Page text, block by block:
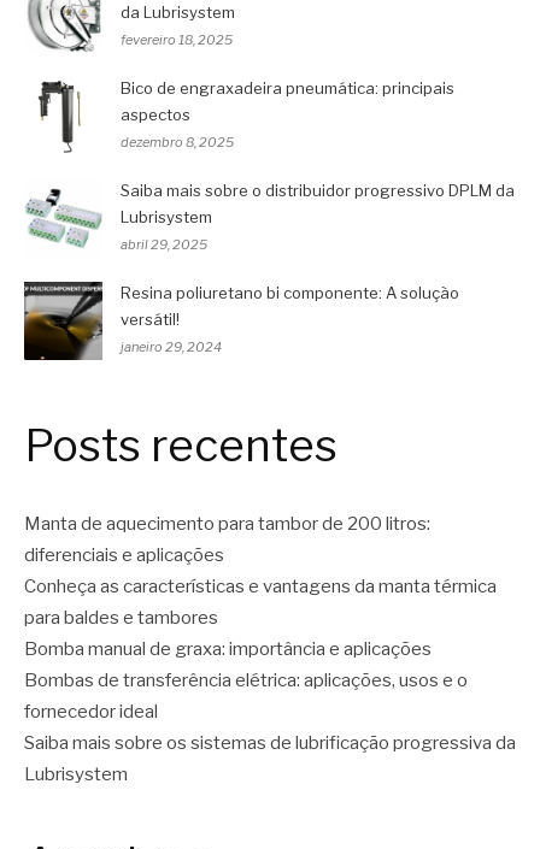
da Lubrisystem
fevereiro 18, 2025
Bico de engraxadeira pneumática: principais
aspectos
dezembro 8, 2025
Saiba mais sobre o distribuidor progressivo DPLM da
Lubrisystem
abril 29, 2025
Resina poliuretano bi componente: A solução
versátil!
janeiro 29, 2024
Posts recentes
Manta de aquecimento para tambor de 200 litros:
diferenciais e aplicações
Conheça as características e vantagens da manta térmica
para baldes e tambores
Bomba manual de graxa: importância e aplicações
Bombas de transferência elétrica: aplicações, usos e o
fornecedor ideal
Saiba mais sobre os sistemas de lubrificação progressiva da
Lubrisystem